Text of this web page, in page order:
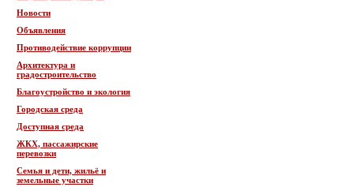
Новости
Объявления
Противодействие коррупции
Архитектура и
градостроительство
Благоустройство и экология
Городская среда
Доступная среда
ЖКХ, пассажирские
перевозки
Семья и дети, жильё и
земельные участки